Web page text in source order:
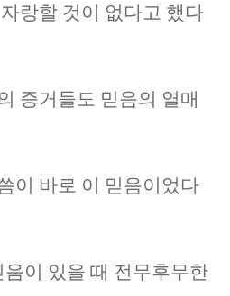
랑할 것이 없다고 했다
증거들도 믿음의 열매
이 바로 이 믿음이었다
이 있을 때 전무후무한